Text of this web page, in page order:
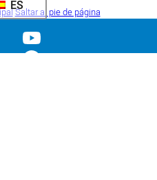
Saltar al pie de página
ES